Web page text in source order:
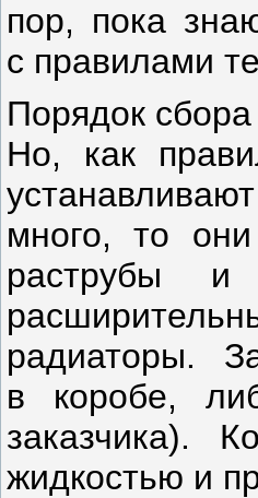
пор, пока
с правилами
Порядок
Но, как
много, то
раструбы
радиаторы.
в коробе,
заказчика).
жидкостью и